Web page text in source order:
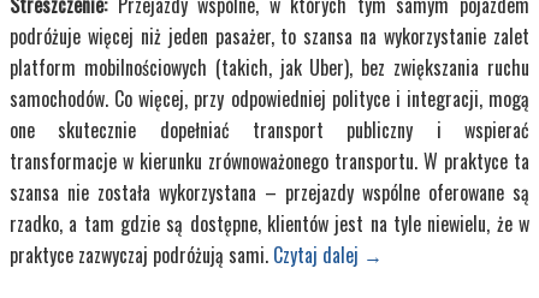
podróżuje więcej niż jeden pasażer, to szansa na wykorzystanie zalet
platform mobilnościowych (takich, jak Uber), bez zwiększania ruchu
samochodów. Co więcej, przy odpowiedniej polityce i integracji, mogą
one skutecznie dopełniać transport publiczny i wspierać
transformacje w kierunku zrównoważonego transportu. W praktyce ta
szansa nie została wykorzystana – przejazdy wspólne oferowane są
rzadko, a tam gdzie są dostępne, klientów jest na tyle niewielu, że w
praktyce zazwyczaj podróżują sami. Czytaj dalej →